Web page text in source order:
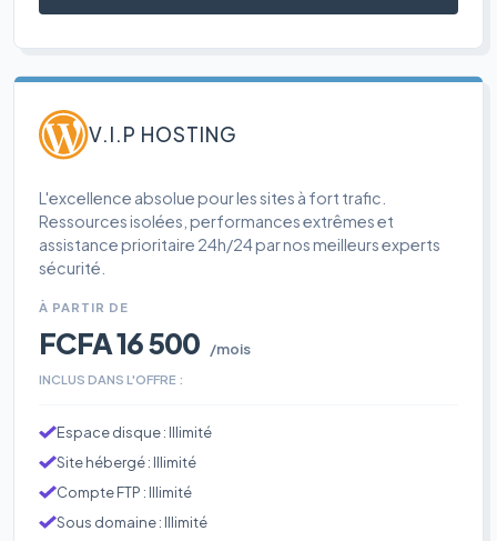
V.I.P HOSTING
L'excellence absolue pour les sites à fort trafic.
Ressources isolées, performances extrêmes et
assistance prioritaire 24h/24 par nos meilleurs experts
sécurité.
À PARTIR DE
FCFA 16 500 /mois
INCLUS DANS L'OFFRE :
Espace disque : Illimité
Site hébergé : Illimité
Compte FTP : Illimité
Sous domaine : Illimité